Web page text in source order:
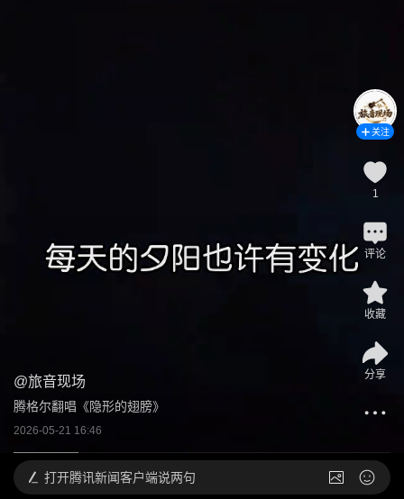
@旅音现场
腾格尔翻唱《隐形的翅膀》
2026-05-21 16:46
关注
1
评论
收藏
分享
打开腾讯新闻客户端说两句